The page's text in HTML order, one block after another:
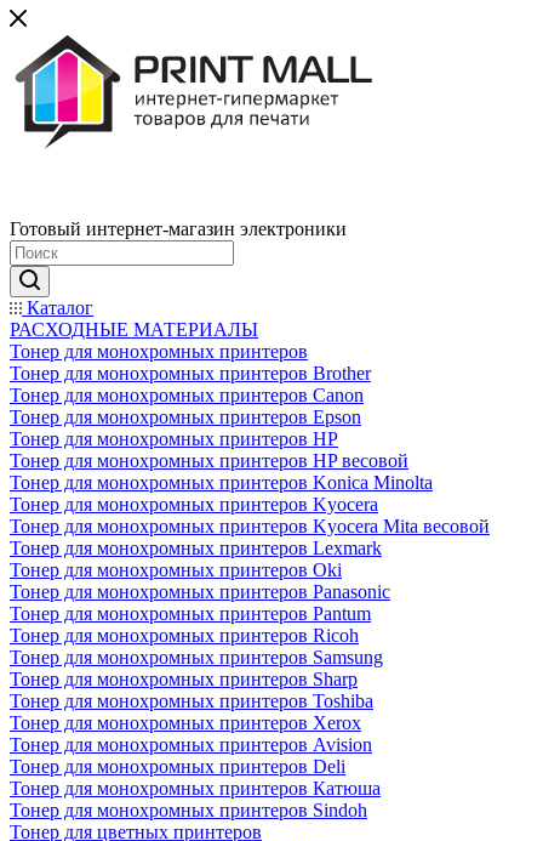
Готовый интернет-магазин электроники
Каталог
РАСХОДНЫЕ МАТЕРИАЛЫ
Тонер для монохромных принтеров
Тонер для монохромных принтеров Brother
Тонер для монохромных принтеров Canon
Тонер для монохромных принтеров Epson
Тонер для монохромных принтеров HP
Тонер для монохромных принтеров HP весовой
Тонер для монохромных принтеров Konica Minolta
Тонер для монохромных принтеров Kyocera
Тонер для монохромных принтеров Kyocera Mita весовой
Тонер для монохромных принтеров Lexmark
Тонер для монохромных принтеров Oki
Тонер для монохромных принтеров Panasonic
Тонер для монохромных принтеров Pantum
Тонер для монохромных принтеров Ricoh
Тонер для монохромных принтеров Samsung
Тонер для монохромных принтеров Sharp
Тонер для монохромных принтеров Toshiba
Тонер для монохромных принтеров Xerox
Тонер для монохромных принтеров Avision
Тонер для монохромных принтеров Deli
Тонер для монохромных принтеров Катюша
Тонер для монохромных принтеров Sindoh
Тонер для цветных принтеров